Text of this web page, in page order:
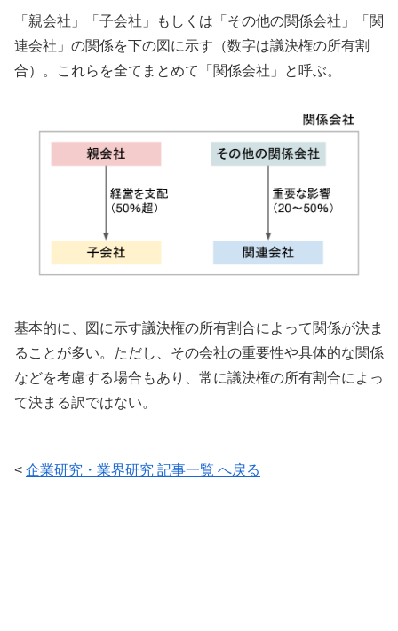
「親会社」「子会社」もしくは「その他の関係会社」「関
連会社」の関係を下の図に示す（数字は議決権の所有割
合）。これらを全てまとめて「関係会社」と呼ぶ。
基本的に、図に示す議決権の所有割合によって関係が決ま
ることが多い。ただし、その会社の重要性や具体的な関係
などを考慮する場合もあり、常に議決権の所有割合によっ
て決まる訳ではない。
< 企業研究・業界研究 記事一覧 へ戻る